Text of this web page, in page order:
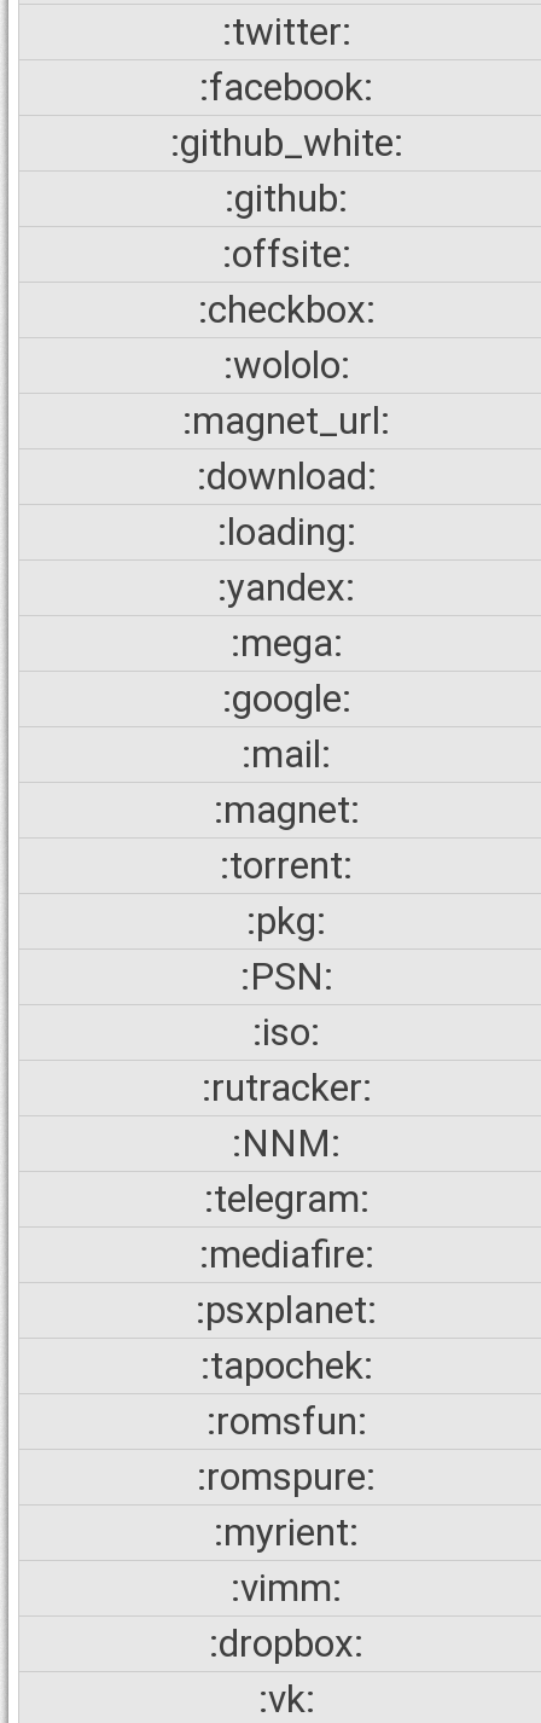
:twitter:
:facebook:
:github_white:
:github:
:offsite:
:checkbox:
:wololo:
:magnet_url:
:download:
:loading:
:yandex:
:mega:
:google:
:mail:
:magnet:
:torrent:
:pkg:
:PSN:
:iso:
:rutracker:
:NNM:
:telegram:
:mediafire:
:psxplanet:
:tapochek:
:romsfun:
:romspure:
:myrient:
:vimm:
:dropbox:
:vk: